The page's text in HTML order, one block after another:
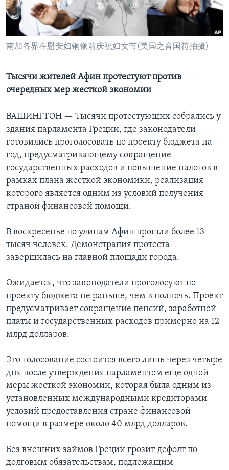
Learning English
СОЦИАЛЬНЫЕ СЕТИ
Языки
南加各界在慰安妇铜像前庆祝妇女节(美国之音国符拍摄)
Тысячи жителей Афин протестуют против
очередных мер жесткой экономии
ВАШИНГТОН — Тысячи протестующих собрались у
здания парламента Греции, где законодатели
готовились проголосовать по проекту бюджета на
год, предусматривающему сокращение
государственных расходов и повышение налогов в
рамках плана жесткой экономики, реализация
которого является одним из условий получения
страной финансовой помощи.
В воскресенье по улицам Афин прошли более 13
тысяч человек. Демонстрация протеста
завершилась на главной площади города.
Ожидается, что законодатели проголосуют по
проекту бюджета не раньше, чем в полночь. Проект
предусматривает сокращение пенсий, заработной
платы и государственных расходов примерно на 12
млрд долларов.
Это голосование состоится всего лишь через четыре
дня после утверждения парламентом еще одной
меры жесткой экономии, которая была одним из
установленных международными кредиторами
условий предоставления стране финансовой
помощи в размере около 40 млрд долларов.
Без внешних займов Греции грозит дефолт по
долговым обязательствам, подлежащим